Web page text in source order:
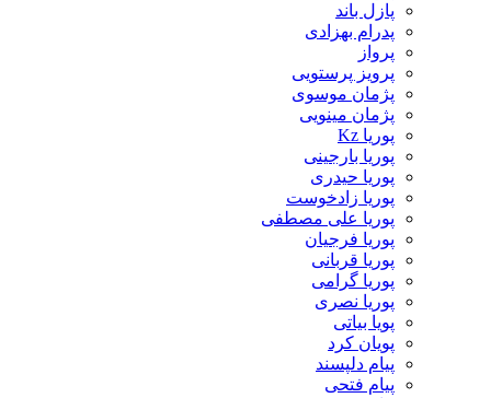
پازل باند
پدرام بهزادی
پرواز
پرویز پرستویی
پژمان موسوی
پژمان مینویی
پوریا Kz
پوریا بارجینی
پوریا حیدری
پوریا زادخوست
پوریا علی مصطفی
پوریا فرجیان
پوریا قربانی
پوریا گرامی
پوریا نصری
پویا بیاتی
پویان کرد
پیام دلپسند
پیام فتحی